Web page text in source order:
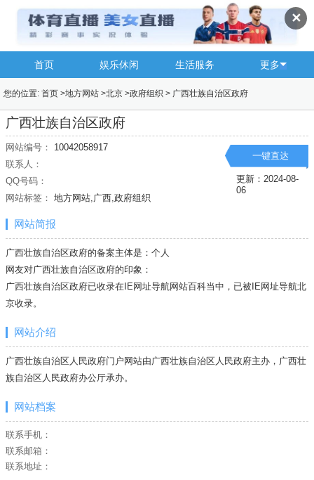
✕
首页 娱乐休闲 生活服务 更多
您的位置: 首页 >地方网站 >北京 >政府组织 > 广西壮族自治区政府
广西壮族自治区政府
网站编号：
10042058917
联系人：
QQ号码：
网站标签： 地方网站,广西,政府组织
一键直达
更新：2024-08-
06
网站简报
广西壮族自治区政府的备案主体是：个人
网友对广西壮族自治区政府的印象：
广西壮族自治区政府已收录在IE网址导航网站百科当中，已被IE网址导航北
京收录。
网站介绍
广西壮族自治区人民政府门户网站由广西壮族自治区人民政府主办，广西壮
族自治区人民政府办公厅承办。
网站档案
联系手机：
联系邮箱：
联系地址：